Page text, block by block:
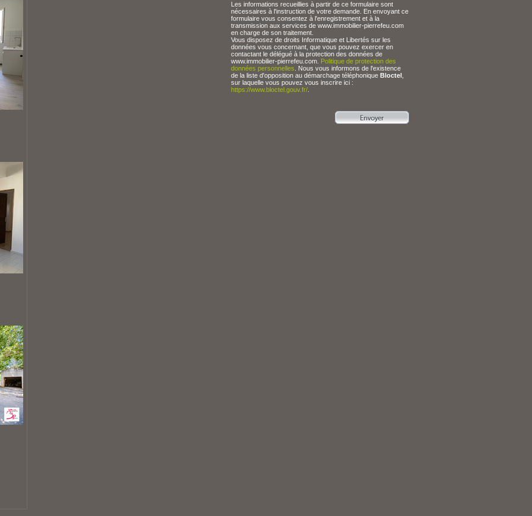
Les informations recueillies à partir de ce formulaire sont
nécessaires à l'instruction de votre demande. En envoyant ce
formulaire vous consentez à l'enregistrement et à la
transmission aux services de www.immobilier-pierrefeu.com
en charge de son traitement.
Vous disposez de droits Informatique et Libertés sur les
données vous concernant, que vous pouvez exercer en
contactant le délégué à la protection des données de
www.immobilier-pierrefeu.com. Politique de protection des
données personnelles . Nous vous informons de l'existence
de la liste d'opposition au démarchage téléphonique Bloctel
sur laquelle vous pouvez vous inscrire ici :
https://www.bloctel.gouv.fr/